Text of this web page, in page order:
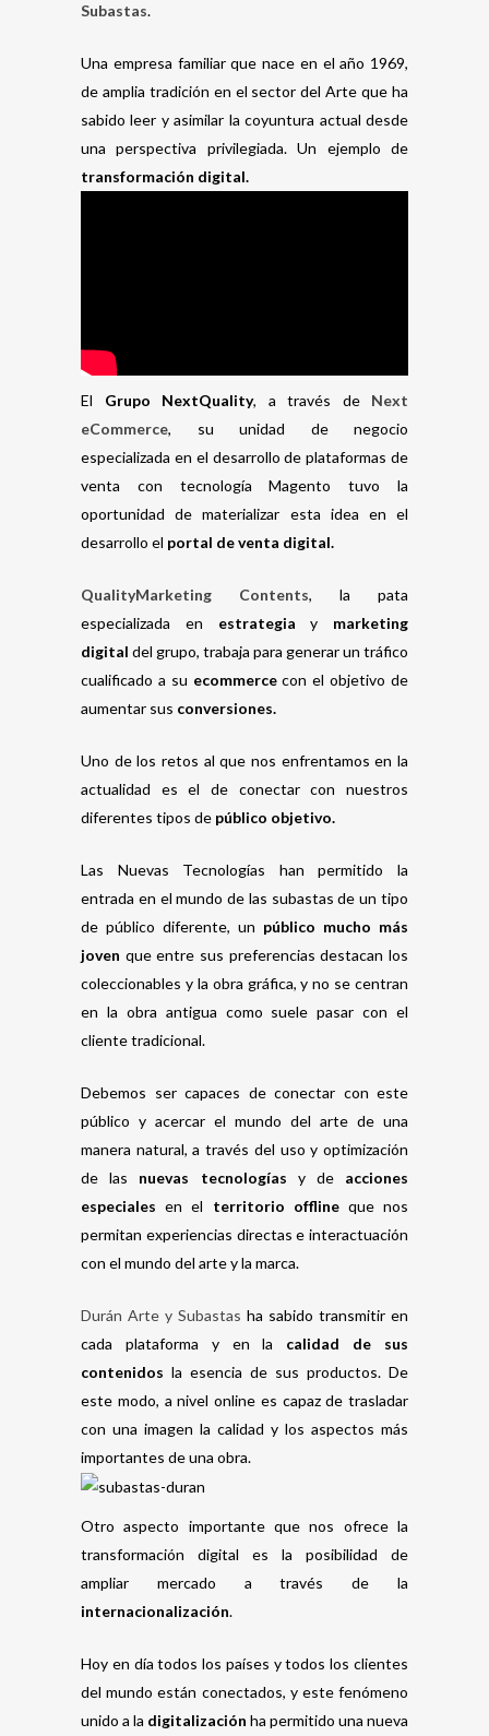
Subastas.
Una empresa familiar que nace en el año 1969,
de amplia tradición en el sector del Arte que ha
sabido leer y asimilar la coyuntura actual desde
una perspectiva privilegiada. Un ejemplo de
transformación digital.
El Grupo NextQuality, a través de Next
eCommerce, su unidad de negocio
especializada en el desarrollo de plataformas de
venta con tecnología Magento tuvo la
oportunidad de materializar esta idea en el
desarrollo el portal de venta digital.
QualityMarketing Contents, la pata
especializada en estrategia y marketing
digital del grupo, trabaja para generar un tráfico
cualificado a su ecommercecon el objetivo de
aumentar sus conversiones.
Uno de los retos al que nos enfrentamos en la
actualidad es el de conectar con nuestros
diferentes tipos de público objetivo.
Las Nuevas Tecnologías han permitido la
entrada en el mundo de las subastas de un tipo
de público diferente, un público mucho más
joven que entre sus preferencias destacan los
coleccionables y la obra gráfica, y no se centran
en la obra antigua como suele pasar con el
cliente tradicional.
Debemos ser capaces de conectar con este
público y acercar el mundo del arte de una
manera natural, a través del uso y optimización
de las nuevas tecnologías y deacciones
especiales en el territorio offlineque nos
permitan experiencias directas e interactuación
con el mundo del arte y la marca.
Durán Arte y Subastas ha sabido transmitir en
cada plataforma y en la calidad de sus
contenidos la esencia de sus productos. De
este modo, a nivel online es capaz de trasladar
con una imagen la calidad y los aspectos más
importantes de una obra.
Otro aspecto importante que nos ofrece la
transformación digital es la posibilidad de
ampliar mercado a través de la
internacionalización.
Hoy en día todos los países y todos los clientes
del mundo están conectados, y este fenómeno
unido a la digitalización ha permitido una nueva